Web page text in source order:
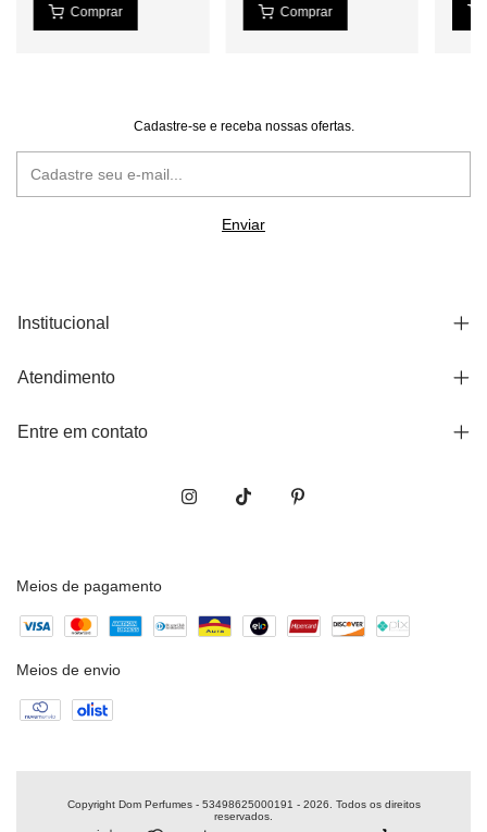
Cadastre-se e receba nossas ofertas.
Institucional
Atendimento
Entre em contato
Meios de pagamento
Meios de envio
Copyright Dom Perfumes - 53498625000191 - 2026. Todos os direitos
reservados.